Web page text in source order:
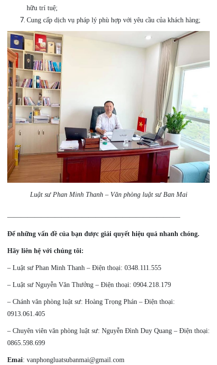
hữu trí tuệ;
Cung cấp dịch vụ pháp lý phù hợp với yêu cầu của khách hàng;
Luật sư Phan Minh Thanh – Văn phòng luật sư Ban Mai
—————————————————————————–
Để những vấn đề của bạn được giải quyết hiệu quả nhanh chóng.
Hãy liên hệ với chúng tôi:
– Luật sư Phan Minh Thanh – Điện thoại: 0348.111.555
– Luật sư Nguyễn Văn Thưởng – Điện thoại: 0904.218.179
– Chánh văn phòng luật sư: Hoàng Trọng Phán – Điện thoại:
0913.061.405
– Chuyên viên văn phòng luật sư: Nguyễn Đình Duy Quang – Điện thoại:
0865.598.699
Emai: vanphongluatsubanmai@gmail.com